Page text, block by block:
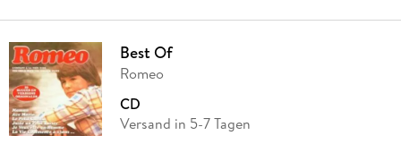
Best Of
Romeo
CD
Versand in 5-7 Tagen